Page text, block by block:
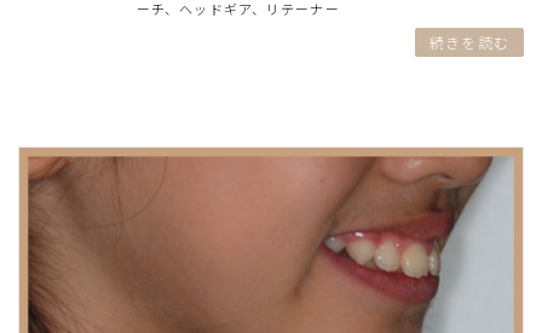
ーチ、 ヘッドギア、 リテーナー
続きを読む